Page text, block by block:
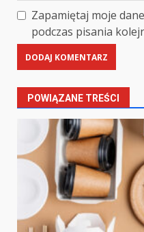
Zapamiętaj moje
podczas pisania
POWIĄZANE TREŚCI